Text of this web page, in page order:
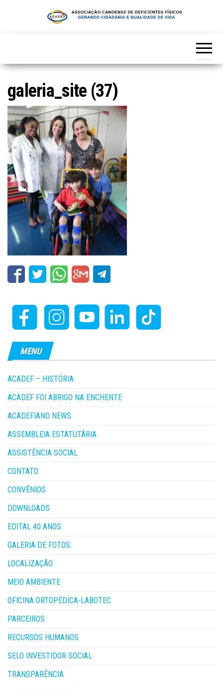
galeria_site (37)
MENU
ACADEF – HISTÓRIA
ACADEF FOI ABRIGO NA ENCHENTE
ACADEFIANO NEWS
ASSEMBLEIA ESTATUTÁRIA
ASSISTÊNCIA SOCIAL
CONTATO
CONVÊNIOS
DOWNLOADS
EDITAL 40 ANOS
GALERIA DE FOTOS
LOCALIZAÇÃO
MEIO AMBIENTE
OFICINA ORTOPÉDICA-LABOTEC
PARCEIROS
RECURSOS HUMANOS
SELO INVESTIDOR SOCIAL
TRANSPARÊNCIA